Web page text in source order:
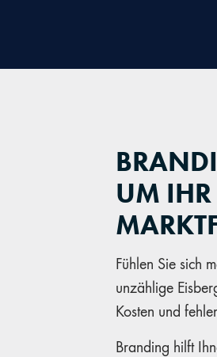
UM
Fühlen Sie sich
unzählige
Kosten und
Branding hilft